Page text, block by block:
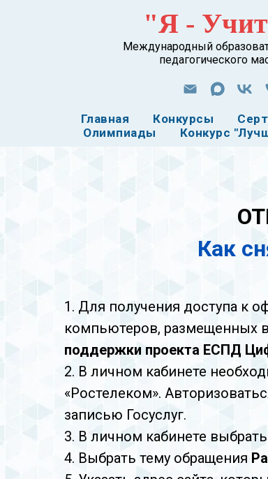
"Я -
Международный
педагогического
Главная Конкурсы
Олимпиады
Конкурс
Как
1. Для получения доступа к
компьютеров, размещенных
поддержки проекта ЕСПД
2. В личном кабинете
«Ростелеком».
записью Госуслуг.
3. В личном кабинете выбрать
4. Выбрать тему обращения